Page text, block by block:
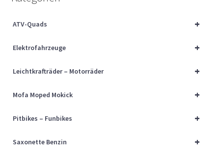
Über uns
+
ATV-Quads
+
Elektrofahrzeuge
+
Leichtkrafträder – Motorräder
+
Mofa Moped Mokick
+
Pitbikes – Funbikes
+
Saxonette Benzin